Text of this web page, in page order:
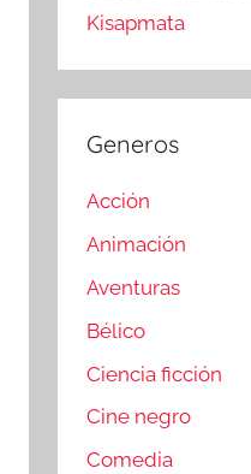
Kisapmata
Generos
Acción
Animación
Aventuras
Bélico
Ciencia ficción
Cine negro
Comedia